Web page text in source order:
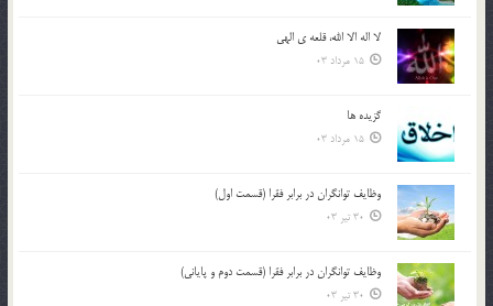
لا اله الا الله، قلعه ي الهي
15 مرداد 03
گزيده ها
15 مرداد 03
وظایف توانگران در برابر فقرا (قسمت اول)
30 تیر 03
وظایف توانگران در برابر فقرا (قسمت دوم و پایانی)
30 تیر 03